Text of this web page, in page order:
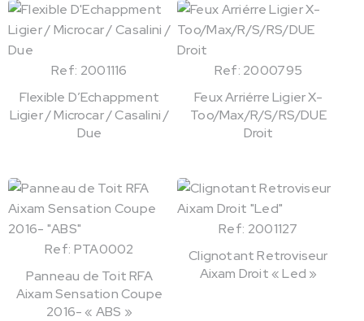
Ref: 2001116
Flexible D’Echappment
Ligier / Microcar / Casalini /
Due
Ref: 2000795
Feux Arriérre Ligier X-
Too/Max/R/S/RS/DUE
Droit
Ref: PTA0002
Panneau de Toit RFA
Aixam Sensation Coupe
2016- « ABS »
Ref: 2001127
Clignotant Retroviseur
Aixam Droit « Led »